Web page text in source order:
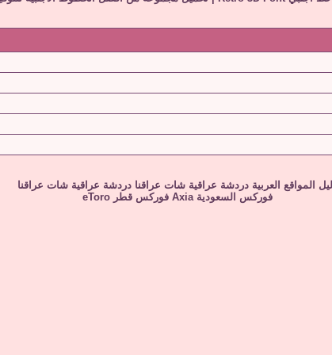
المواقع العربية دردشة عراقية شات عراقنا دردشة عراقية شات عراقنا
فوركس السعودية Axia فوركس قطر eToro